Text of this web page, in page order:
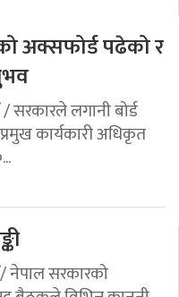
अक्सफोर्ड पढेको र
सरकारले लगानी बोर्ड
कार्यकारी अधिकृत
नेपाल सरकारको